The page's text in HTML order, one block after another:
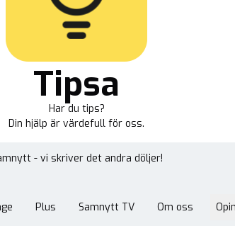
Tipsa
Har du tips?
Din hjälp är värdefull för oss.
- vi skriver det andra döljer!
Plus Samnytt TV Om oss